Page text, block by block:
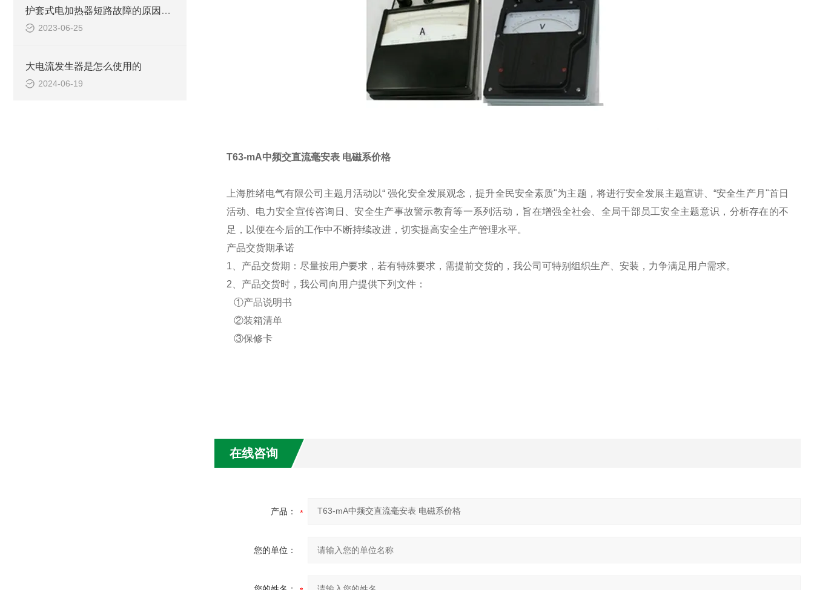
护套式电加热器短路故障的原因是什么
2023-06-25
大电流发生器是怎么使用的
2024-06-19
T63-mA中频交直流毫安表 电磁系价格
上海胜绪电气有限公司主题月活动以“ 强化安全发展观念，提升全民安全素质"为主题，将进行安全发展主题宣讲、“安全生产月"首日
活动、电力安全宣传咨询日、安全生产事故警示教育等一系列活动，旨在增强全社会、全局干部员工安全主题意识，分析存在的不
足，以便在今后的工作中不断持续改进，切实提高安全生产管理水平。
产品交货期承诺
1、产品交货期：尽量按用户要求，若有特殊要求，需提前交货的，我公司可特别组织生产、安装，力争满足用户需求。
2、产品交货时，我公司向用户提供下列文件：
①产品说明书
②装箱清单
③保修卡
在线咨询
产品：
您的单位：